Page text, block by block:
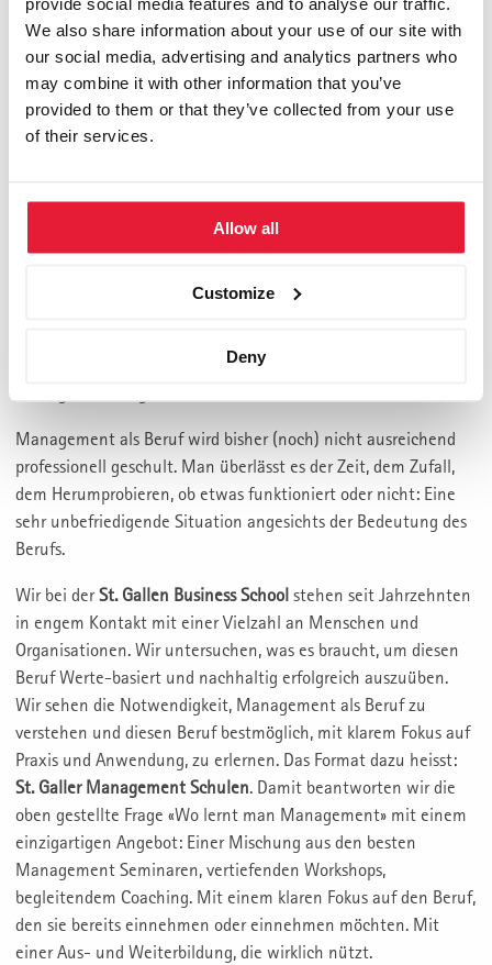
We also share information about your use of our site with
our social media, advertising and analytics partners who
may combine it with other information that you’ve
provided to them or that they’ve collected from your use
of their services.
Allow all
Customize
Deny
akademische Abschluss ist zwar eine gute Basis. Dennoch wird
Vieles von dem, was man für den Beruf Management
bräuchte, nicht oder zu wenig praxisnah und spezifisch
geschult und damit auch nicht gelernt.
Nun könnte man argumentieren, dass es die Erfahrung ist, die
schrittweise eine gute Managerin oder ein guter Manager zu
werden. Das ist sicherlich so. Nur: Wie lange dauert es, bis man
gelernt hat, was man braucht? Wie viele Fehler und
Fehlentscheidungen trifft man auf dem Weg dorthin? Wie viel
Besten profitieren und den Beruf des Managers oder der
Management als Beruf wird bisher (noch) nicht ausreichend
professionell geschult. Man überlässt es der Zeit, dem Zufall,
dem Herumprobieren, ob etwas funktioniert oder nicht: Eine
sehr unbefriedigende Situation angesichts der Bedeutung des
Berufs.
Wir bei derSt. Gallen Business School stehen seit Jahrzehnten
in engem Kontakt mit einer Vielzahl an Menschen und
Organisationen. Wir untersuchen, was es braucht, um diesen
Beruf Werte-basiert und nachhaltig erfolgreich auszuüben.
Wir sehen die Notwendigkeit, Management als Beruf zu
verstehen und diesen Beruf bestmöglich, mit klarem Fokus auf
Praxis und Anwendung, zu erlernen. Das Format dazu heisst:
St. Galler Management Schulen. Damit beantworten wir die
oben gestellte Frage «Wo lernt man Management» mit einem
einzigartigen Angebot: Einer Mischung aus den besten
Management Seminaren, vertiefenden Workshops,
begleitendem Coaching. Mit einem klaren Fokus auf den Beruf,
den sie bereits einnehmen oder einnehmen möchten. Mit
einer Aus- und Weiterbildung, die wirklich nützt.